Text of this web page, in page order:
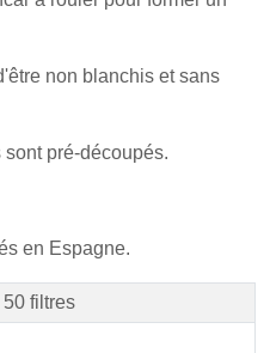
non blanchis et sans
pré-découpés.
en Espagne.
filtres